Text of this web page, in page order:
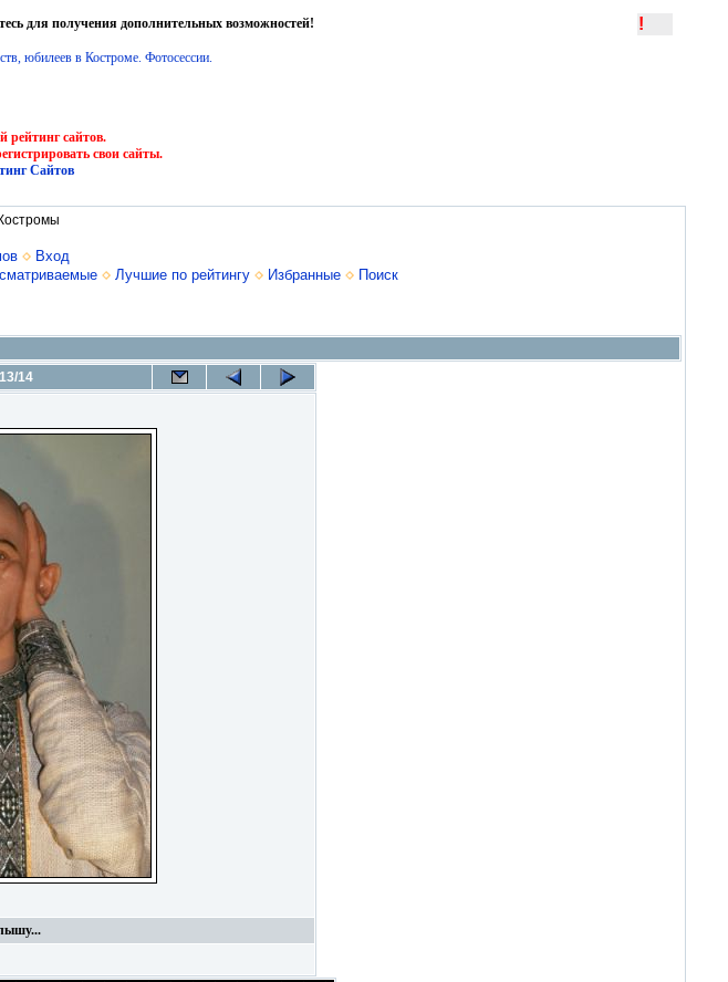
для получения дополнительных возможностей! !
рейтинг сайтов.
свои сайты.
Сайтов
Вход
Лучшие по рейтингу Избранные Поиск
14